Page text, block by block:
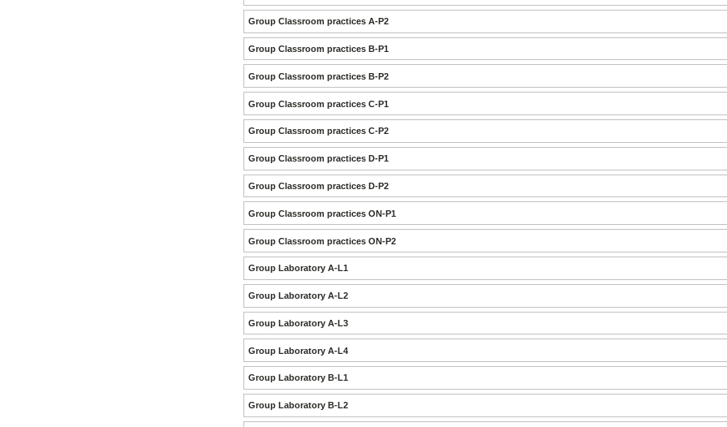
Group Classroom practices A-P2
Group Classroom practices B-P1
Group Classroom practices B-P2
Group Classroom practices C-P1
Group Classroom practices C-P2
Group Classroom practices D-P1
Group Classroom practices D-P2
Group Classroom practices ON-P1
Group Classroom practices ON-P2
Group Laboratory A-L1
Group Laboratory A-L2
Group Laboratory A-L3
Group Laboratory A-L4
Group Laboratory B-L1
Group Laboratory B-L2